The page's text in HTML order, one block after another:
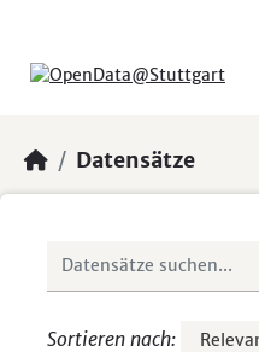
Datensätze
Sortieren nach